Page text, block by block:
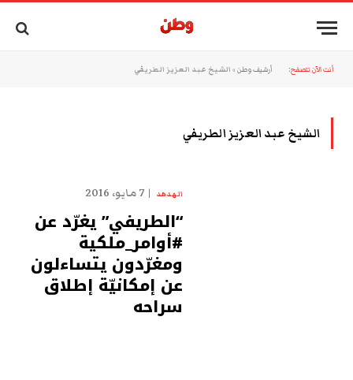
أنت الآن تتصفح: أرشيف وطن » الشيخ عبد العزيز الطريفي
الشيخ عبد العزيز الطريفي
الهدهد 7 مايو، 2016
“الطريفي” يغرّد عن
#أوامر_ملكية
ومغرّدون يتساءلون
عن إمكانيّة إطلاق
سراحه